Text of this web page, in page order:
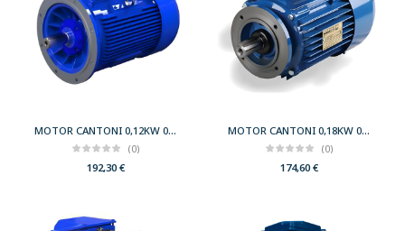
MOTOR CANTONI 0,12KW 0,17CV 750 B5 T71 230/400 IE2
(0)
192,30€
MOTOR CANTONI 0,18KW 0,25CV 1000 B14 T71 230/400 IE2
(0)
174,60€